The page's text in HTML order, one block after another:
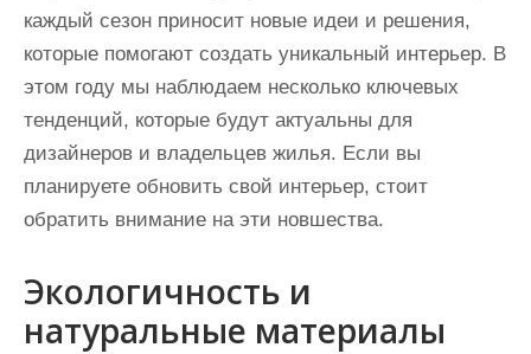
каждый сезон приносит новые идеи и решения,
которые помогают создать уникальный интерьер. В
этом году мы наблюдаем несколько ключевых
тенденций, которые будут актуальны для
дизайнеров и владельцев жилья. Если вы
планируете обновить свой интерьер, стоит
обратить внимание на эти новшества.
Экологичность и
натуральные материалы